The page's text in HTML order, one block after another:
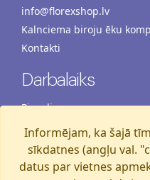
info@florexshop.lv
Kalnciema biroju ēku
Kontakti
Darbalaiks
Pirmdiena
Otrdiena
Trešdiena
Ceturtdiena
Informējam, ka šajā
sīkdatnes (angļu val.
datus par vietnes